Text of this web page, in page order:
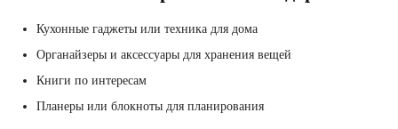
Кухонные гаджеты или техника для дома
Органайзеры и аксессуары для хранения вещей
Книги по интересам
Планеры или блокноты для планирования